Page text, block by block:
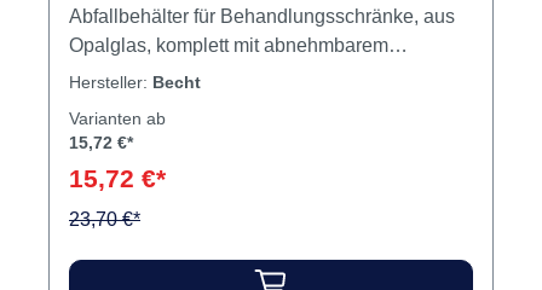
Abfallbehälter für Behandlungsschränke, aus
Opalglas, komplett mit abnehmbarem
Sternlochdeckel. Becht-Abfallbehälter mit
mit abnehmbarem Sternlochdeckel.
Hersteller: Becht
Varianten ab
15,72 €*
15,72 €*
23,70 €*